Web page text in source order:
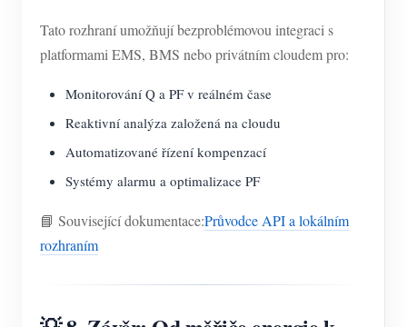
Tato rozhraní umožňují bezproblémovou integraci s
platformami EMS, BMS nebo privátním cloudem pro:
Monitorování Q a PF v reálném čase
Reaktivní analýza založená na cloudu
Automatizované řízení kompenzací
Systémy alarmu a optimalizace PF
📘 Související dokumentace:Průvodce API a lokálním
rozhraním